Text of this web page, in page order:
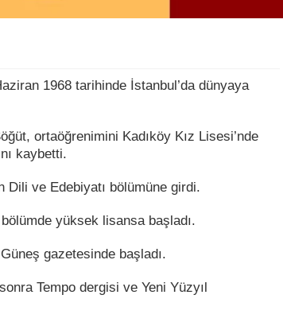
1968 tarihinde İstanbul’da dünyaya
ortaöğrenimini Kadıköy Kız Lisesi’nde
kaybetti.
Dili ve Edebiyatı bölümüne girdi.
yüksek lisansa başladı.
gazetesinde başladı.
Tempo dergisi ve Yeni Yüzyıl